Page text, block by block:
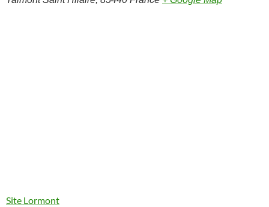
Site Lormont